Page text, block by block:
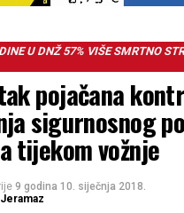
U DNŽ 57% VIŠE SMRTNO
pojačana
sigurnosnog
tijekom vožnje
9 godina 10. siječnja 2018.